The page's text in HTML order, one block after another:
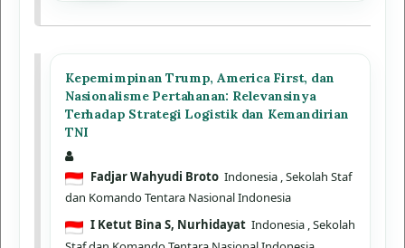
Kepemimpinan Trump, America First, dan
Nasionalisme Pertahanan: Relevansinya
Terhadap Strategi Logistik dan Kemandirian
TNI
Fadjar Wahyudi Broto Indonesia , Sekolah Staf
dan Komando Tentara Nasional Indonesia
I Ketut Bina S, Nurhidayat Indonesia , Sekolah